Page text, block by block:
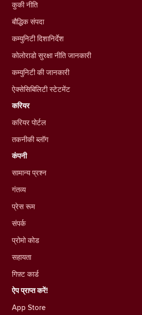
कुकी नीति
बौद्धिक संपदा
कम्युनिटी दिशानिर्देश
कोलोराडो सुरक्षा नीति जानकारी
कम्युनिटी की जानकारी
ऐक्सेसिबिलिटी स्टेटमेंट
करियर
करियर पोर्टल
तकनीकी ब्लॉग
कंपनी
सामान्य प्रश्न
गंतव्य
प्रेस रूम
संपर्क
प्रोमो कोड
सहायता
गिफ़्ट कार्ड
ऐप प्राप्त करें!
App Store